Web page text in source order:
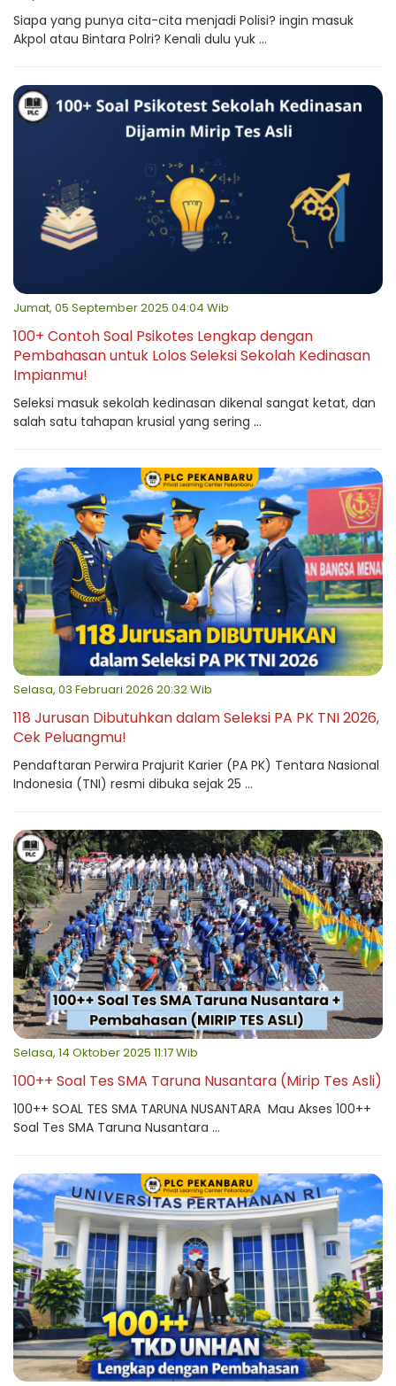
Siapa yang punya cita-cita menjadi Polisi? ingin masuk
Akpol atau Bintara Polri? Kenali dulu yuk ...
Jumat, 05 September 2025 04:04 Wib
100+ Contoh Soal Psikotes Lengkap dengan
Pembahasan untuk Lolos Seleksi Sekolah Kedinasan
Impianmu!
Seleksi masuk sekolah kedinasan dikenal sangat ketat, dan
salah satu tahapan krusial yang sering ...
Selasa, 03 Februari 2026 20:32 Wib
118 Jurusan Dibutuhkan dalam Seleksi PA PK TNI 2026,
Cek Peluangmu!
Pendaftaran Perwira Prajurit Karier (PA PK) Tentara Nasional
Indonesia (TNI) resmi dibuka sejak 25 ...
Selasa, 14 Oktober 2025 11:17 Wib
100++ Soal Tes SMA Taruna Nusantara (Mirip Tes Asli)
100++ SOAL TES SMA TARUNA NUSANTARA Mau Akses 100++
Soal Tes SMA Taruna Nusantara ...